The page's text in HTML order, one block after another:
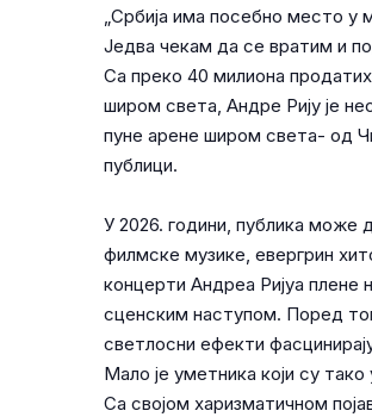
„Србија има посебно место у
Једва чекам да се вратим и
Са преко 40 милиона
широм света, Андре Рију је
пуне арене широм света- од
публици.
У 2026. години, публика може
филмске музике, евергрин
концерти Андреа Ријуа
сценским наступом. Поред
светлосни ефекти
Мало је уметника који су
Са својом харизматичном